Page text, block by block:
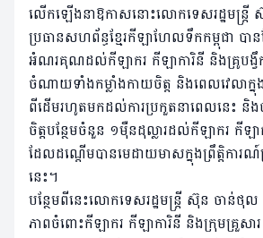
លើកឡើងនាឱកាសនោះលោកទេសរដ្ឋមន្ត្រី
ប្រធានសហព័ន្ធខ្មែរកីឡាហែលទឹកកម្ពុជា បា
អំណរគុណដល់កីឡាករ កីឡាការិនី និងគ្រូបង្វឹ
ចំណាយទាំងកម្លាំងកាយចិត្ត និងពេលវេលាក្នុ
ពីដើមរហូតមកដល់ការប្រកួតនាពេលនេះ និ
ចិត្តបន្ថែមចំនួន ១ម៉ឺនដុល្លារដល់កីឡាករ កីឡ
ដែលដណ្តើមបានមេដាយមាសក្នុងព្រឹត្តិការ
នេះ។
បន្ថែមពីនេះលោកទេសរដ្ឋមន្ត្រី ស៊ុន ចាន់ថុ
ភាពចំពោះកីឡាករ កីឡាការិនី និងក្រុមគ្រួសារ